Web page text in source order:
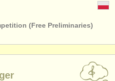
(Free Preliminaries)